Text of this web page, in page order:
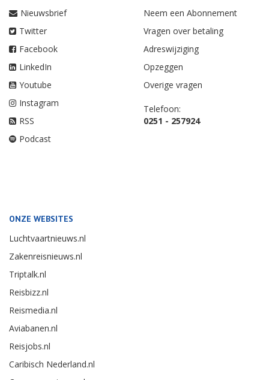
Nieuwsbrief
Twitter
Facebook
LinkedIn
Youtube
Instagram
RSS
Podcast
Neem een Abonnement
Vragen over betaling
Adreswijziging
Opzeggen
Overige vragen
Telefoon:
0251 - 257924
ONZE WEBSITES
Luchtvaartnieuws.nl
Zakenreisnieuws.nl
Triptalk.nl
Reisbizz.nl
Reismedia.nl
Aviabanen.nl
Reisjobs.nl
Caribisch Nederland.nl